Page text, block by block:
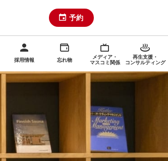
予約
採用情報 忘れ物
メディア・
マスコミ関係
再生支援・
コンサルティング